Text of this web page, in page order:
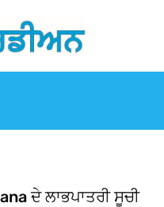
ਦੇ ਲਾਭਪਾਤਰੀ ਸੂਚੀ